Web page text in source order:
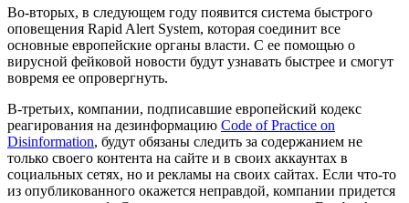
Во-вторых, в следующем году появится система быстрого
оповещения Rapid Alert System, которая соединит все
основные европейские органы власти. С ее помощью о
вирусной фейковой новости будут узнавать быстрее и смогут
вовремя ее опровергнуть.
В-третьих, компании, подписавшие европейский кодекс
реагирования на дезинформацию Code of Practice on
Disinformation, будут обязаны следить за содержанием не
только своего контента на сайте и в своих аккаунтах в
социальных сетях, но и рекламы на своих сайтах. Если что-то
из опубликованного окажется неправдой, компании придется